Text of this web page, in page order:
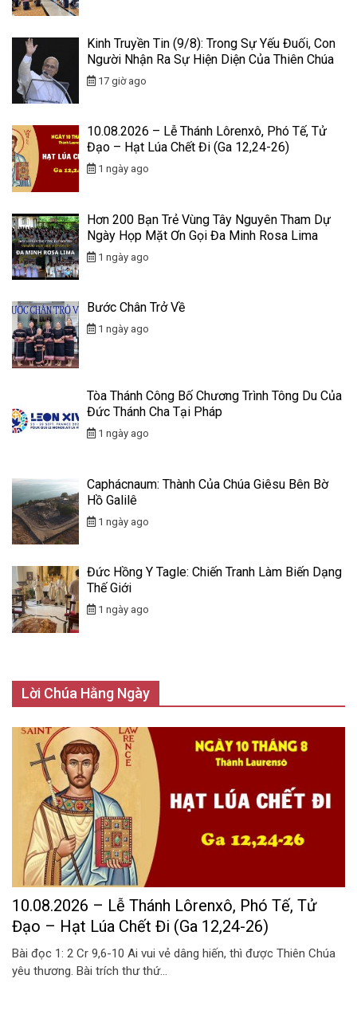
Kinh Truyền Tin (9/8): Trong Sự Yếu Đuối, Con
Người Nhận Ra Sự Hiện Diện Của Thiên Chúa
17 giờ ago
10.08.2026 – Lễ Thánh Lôrenxô, Phó Tế, Tử
Đạo – Hạt Lúa Chết Đi (Ga 12,24-26)
1 ngày ago
Hơn 200 Bạn Trẻ Vùng Tây Nguyên Tham Dự
Ngày Họp Mặt Ơn Gọi Đa Minh Rosa Lima
1 ngày ago
Bước Chân Trở Về
1 ngày ago
Tòa Thánh Công Bố Chương Trình Tông Du Của
Đức Thánh Cha Tại Pháp
1 ngày ago
Caphácnaum: Thành Của Chúa Giêsu Bên Bờ
Hồ Galilê
1 ngày ago
Đức Hồng Y Tagle: Chiến Tranh Làm Biến Dạng
Thế Giới
1 ngày ago
Lời Chúa Hằng Ngày
10.08.2026 – Lễ Thánh Lôrenxô, Phó Tế, Tử
Đạo – Hạt Lúa Chết Đi (Ga 12,24-26)
Bài đọc 1: 2 Cr 9,6-10 Ai vui vẻ dâng hiến, thì được Thiên Chúa
yêu thương. Bài trích thư thứ...